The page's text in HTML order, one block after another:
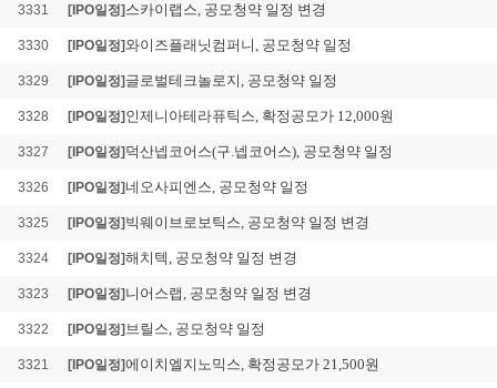
3331 [IPO일정] 스카이랩스, 공모청약 일정 변경
3330 [IPO일정]와이즈플래닛컴퍼니, 공모청약 일정
3329 [IPO일정] 글로벌테크놀로지, 공모청약 일정
3328 [IPO일정] 인제니아테라퓨틱스, 확정공모가 12,000원
3327 [IPO일정] 덕산넵코어스(구.넵코어스), 공모청약 일정
3326 [IPO일정]네오사피엔스, 공모청약 일정
3325 [IPO일정] 빅웨이브로보틱스, 공모청약 일정 변경
3324 [IPO일정]해치텍, 공모청약 일정 변경
3323 [IPO일정] 니어스랩, 공모청약 일정 변경
3322 [IPO일정] 브릴스, 공모청약 일정
3321 [IPO일정]에이치엘지노믹스, 확정공모가 21,500원